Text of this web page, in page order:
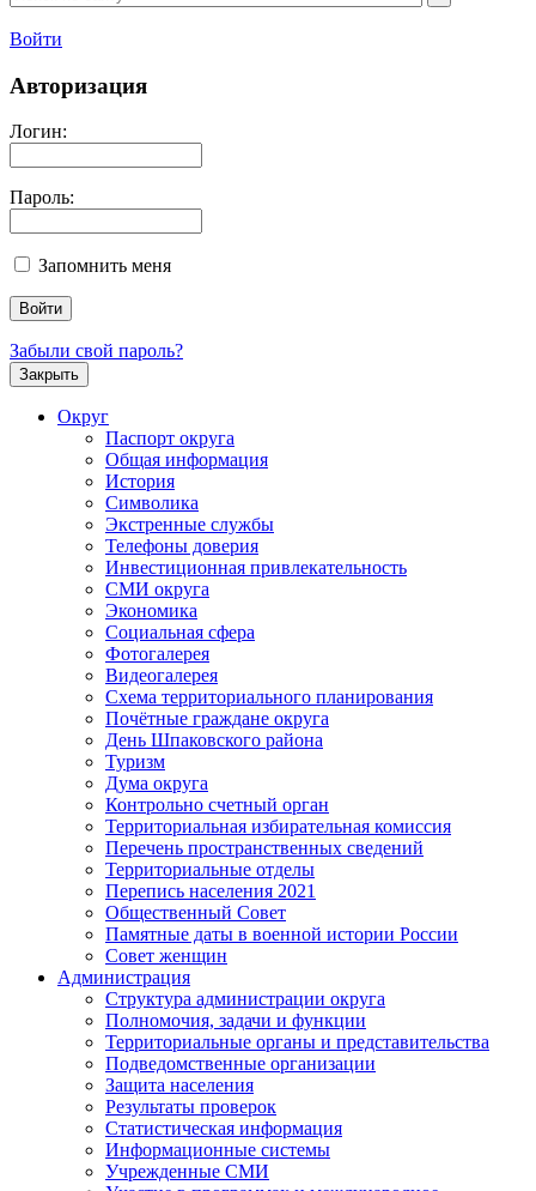
Войти
Авторизация
Логин:
Пароль:
Запомнить меня
Забыли свой пароль?
Закрыть
Округ
Паспорт округа
Общая информация
История
Символика
Экстренные службы
Телефоны доверия
Инвестиционная привлекательность
СМИ округа
Экономика
Социальная сфера
Фотогалерея
Видеогалерея
Схема территориального планирования
Почётные граждане округа
День Шпаковского района
Туризм
Дума округа
Контрольно счетный орган
Территориальная избирательная комиссия
Перечень пространственных сведений
Территориальные отделы
Перепись населения 2021
Общественный Совет
Памятные даты в военной истории России
Совет женщин
Администрация
Структура администрации округа
Полномочия, задачи и функции
Территориальные органы и представительства
Подведомственные организации
Защита населения
Результаты проверок
Статистическая информация
Информационные системы
Учрежденные СМИ